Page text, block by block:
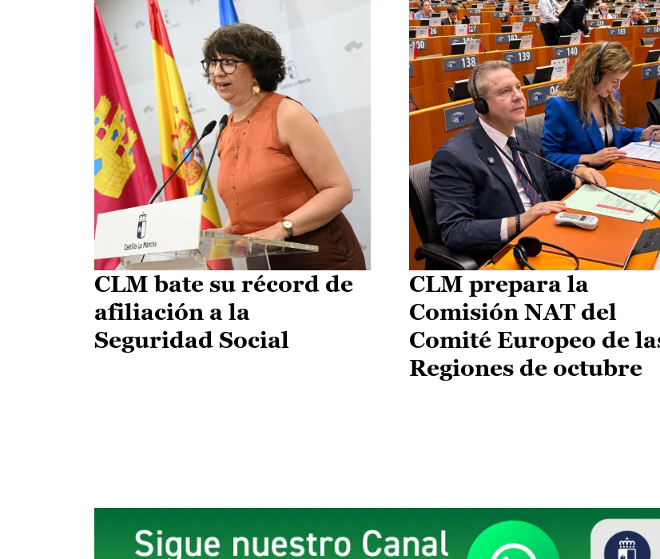
CLM bate su récord de
afiliación a la
Seguridad Social
CLM prepara la
Comisión NAT del
Comité Europeo de
Regiones de octubre